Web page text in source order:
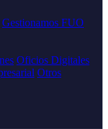
Gestionamos FUO
Oficios Digitales
Otros